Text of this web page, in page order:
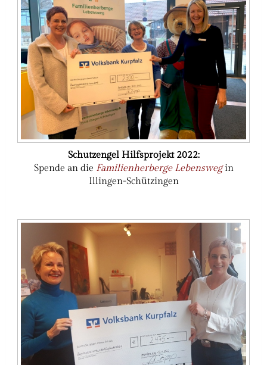
Schutzengel Hilfsprojekt 2022:
Spende an die Familienherberge Lebenswegin
Illingen-Schützingen